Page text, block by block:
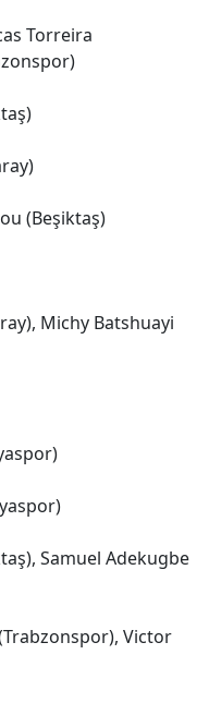
Torreira
(Beşiktaş)
Michy Batshuayi
Samuel Adekugbe
Victor